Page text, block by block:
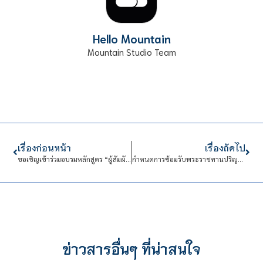
Hello Mountain
Mountain Studio Team
เรื่องก่อนหน้า
ขอเชิญเข้าร่วมอบรมหลักสูตร “ผู้สัมผัสอาหาร” และ “หลักสูตรผู้ประกอบกิจการ”
เรื่องถัดไป
กำหนดการซ้อมรับพระราชทานปริญญาบัตร สถาบันเทคโนโลยีจิตรลดา ประจำปีการศึกษา 2563
ข่าวสารอื่นๆ ที่น่าสนใจ